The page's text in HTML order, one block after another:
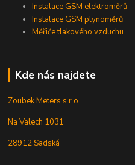
Instalace GSM elektroměrů
Instalace GSM plynoměrů
Měřiče tlakového vzduchu
Kde nás najdete
Zoubek Meters s.r.o.
Na Valech 1031
28912 Sadská